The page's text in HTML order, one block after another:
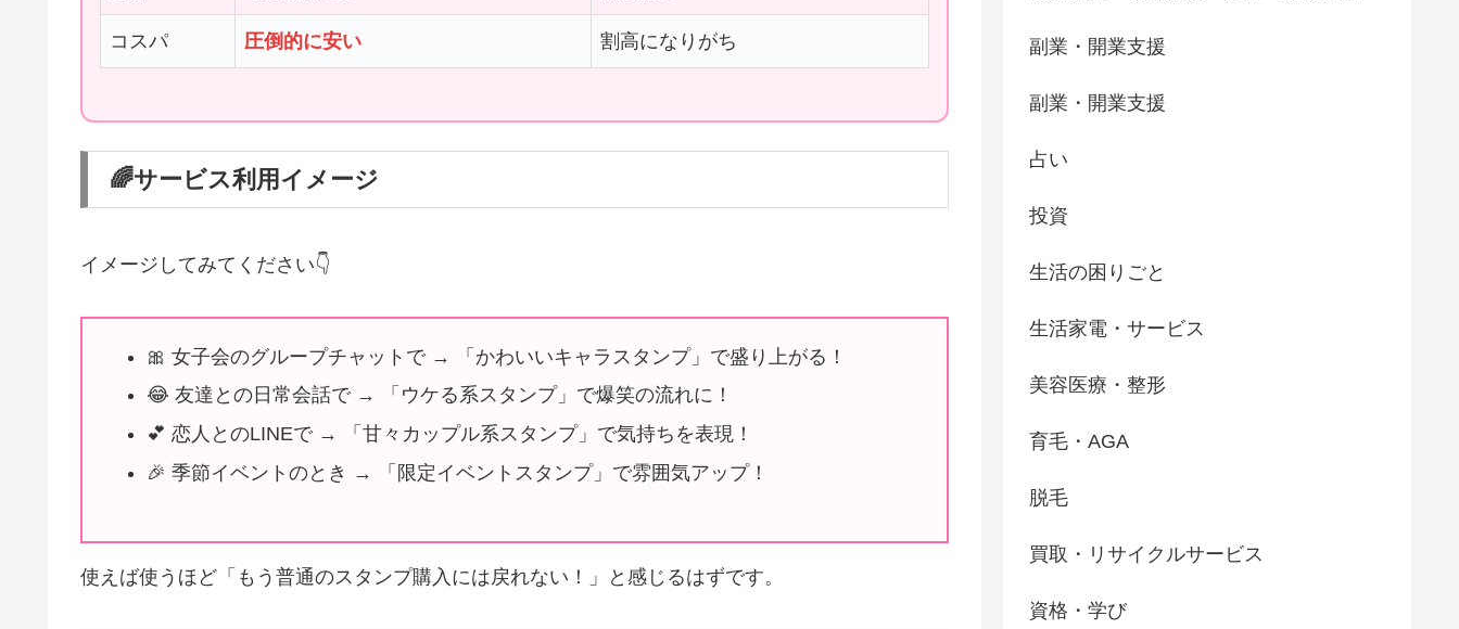
コスパ 圧倒的に安い 割高になりがち
🌈サービス利用イメージ
イメージしてみてください👇
🎀 女子会のグループチャットで → 「かわいいキャラスタンプ」で盛り上がる！
😂 友達との日常会話で → 「ウケる系スタンプ」で爆笑の流れに！
💕 恋人とのLINEで → 「甘々カップル系スタンプ」で気持ちを表現！
🎉 季節イベントのとき → 「限定イベントスタンプ」で雰囲気アップ！
使えば使うほど「もう普通のスタンプ購入には戻れない！」と感じるはずです。
副業・開業支援
副業・開業支援
占い
投資
生活の困りごと
生活家電・サービス
美容医療・整形
育毛・AGA
脱毛
買取・リサイクルサービス
資格・学び